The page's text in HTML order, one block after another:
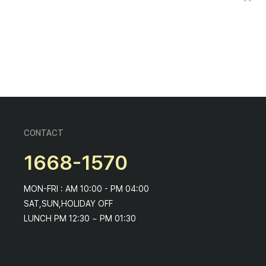
CONTACT
1668-1570
MON-FRI : AM 10:00 - PM 04:00
SAT,SUN,HOLIDAY OFF
LUNCH PM 12:30 ~ PM 01:30